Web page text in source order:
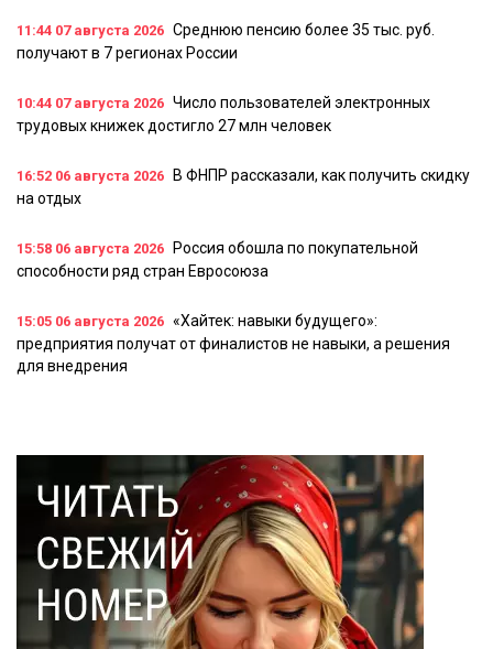
11:44 07 августа 2026 Среднюю пенсию более 35 тыс. руб.
получают в 7 регионах России
10:44 07 августа 2026 Число пользователей электронных
трудовых книжек достигло 27 млн человек
16:52 06 августа 2026
В ФНПР рассказали, как получить скидку
на отдых
15:58 06 августа 2026
Россия обошла по покупательной
способности ряд стран Евросоюза
15:05 06 августа 2026 «Хайтек: навыки будущего»:
предприятия получат от финалистов не навыки, а решения
для внедрения